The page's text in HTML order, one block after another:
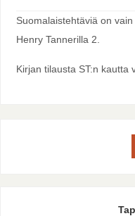
Suomalaistehtäviä on
Henry Tannerilla 2.
Kirjan tilausta ST:n kautta